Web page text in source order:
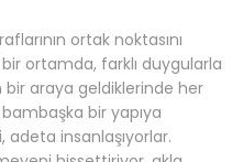
ortak noktasını
ortamda, farklı duygularla
bir araya geldiklerinde her
bir yapıya
insanlaşıyorlar.